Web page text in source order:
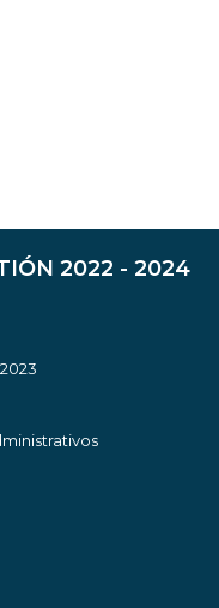
2022 - 2024